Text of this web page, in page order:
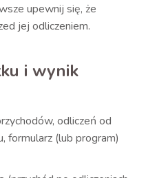
upewnij się, że
jej odliczeniem.
i wynik
odliczeń od
formularz (lub program)